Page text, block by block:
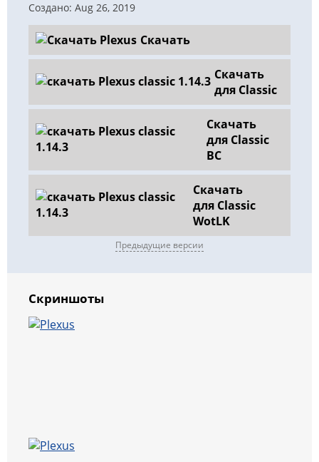
Создано: Aug 26, 2019
Скачать
Скачать
для Classic
Скачать
для Classic
BC
Скачать
для Classic
WotLK
Предыдущие версии
Скриншоты